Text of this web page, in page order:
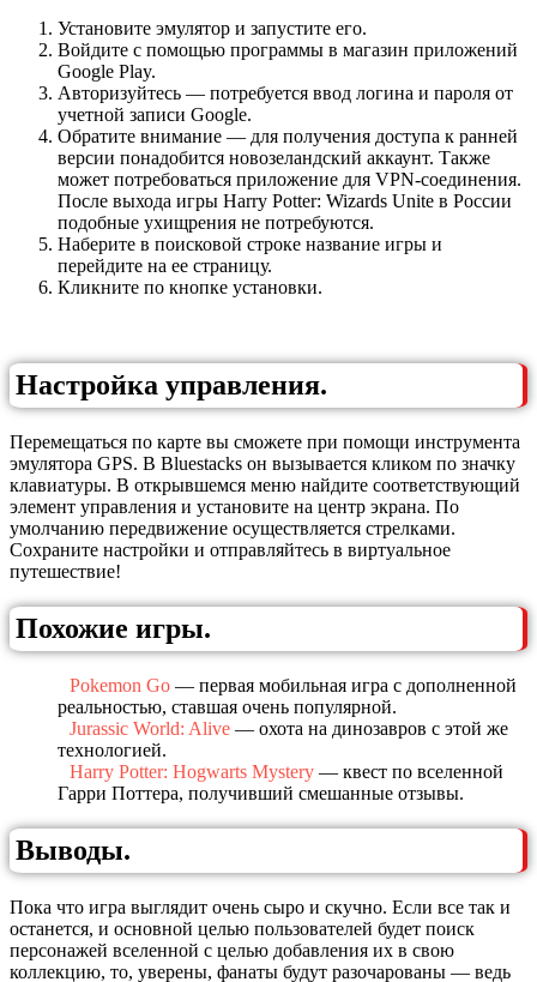
Установите эмулятор и запустите его.
Войдите с помощью программы в магазин приложений
Google Play.
Авторизуйтесь — потребуется ввод логина и пароля от
учетной записи Google.
Обратите внимание — для получения доступа к ранней
версии понадобится новозеландский аккаунт. Также
может потребоваться приложение для VPN-соединения.
После выхода игры Harry Potter: Wizards Unite в России
подобные ухищрения не потребуются.
Наберите в поисковой строке название игры и
перейдите на ее страницу.
Кликните по кнопке установки.
Настройка управления.
Перемещаться по карте вы сможете при помощи инструмента
эмулятора GPS. В Bluestacks он вызывается кликом по значку
клавиатуры. В открывшемся меню найдите соответствующий
элемент управления и установите на центр экрана. По
умолчанию передвижение осуществляется стрелками.
Сохраните настройки и отправляйтесь в виртуальное
путешествие!
Похожие игры.
Pokemon Go — первая мобильная игра с дополненной
реальностью, ставшая очень популярной.
Jurassic World: Alive — охота на динозавров с этой же
технологией.
Harry Potter: Hogwarts Mystery — квест по вселенной
Гарри Поттера, получивший смешанные отзывы.
Выводы.
Пока что игра выглядит очень сыро и скучно. Если все так и
останется, и основной целью пользователей будет поиск
персонажей вселенной с целью добавления их в свою
коллекцию, то, уверены, фанаты будут разочарованы — ведь